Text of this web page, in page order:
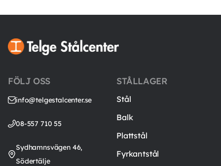
FÖLJ OSS
info@telgestalcenter.se
08-557 710 55
Sydhamnsvägen 46,
Södertälje
STÅLLAGER
Stål
Balk
Plattstål
Fyrkantstål